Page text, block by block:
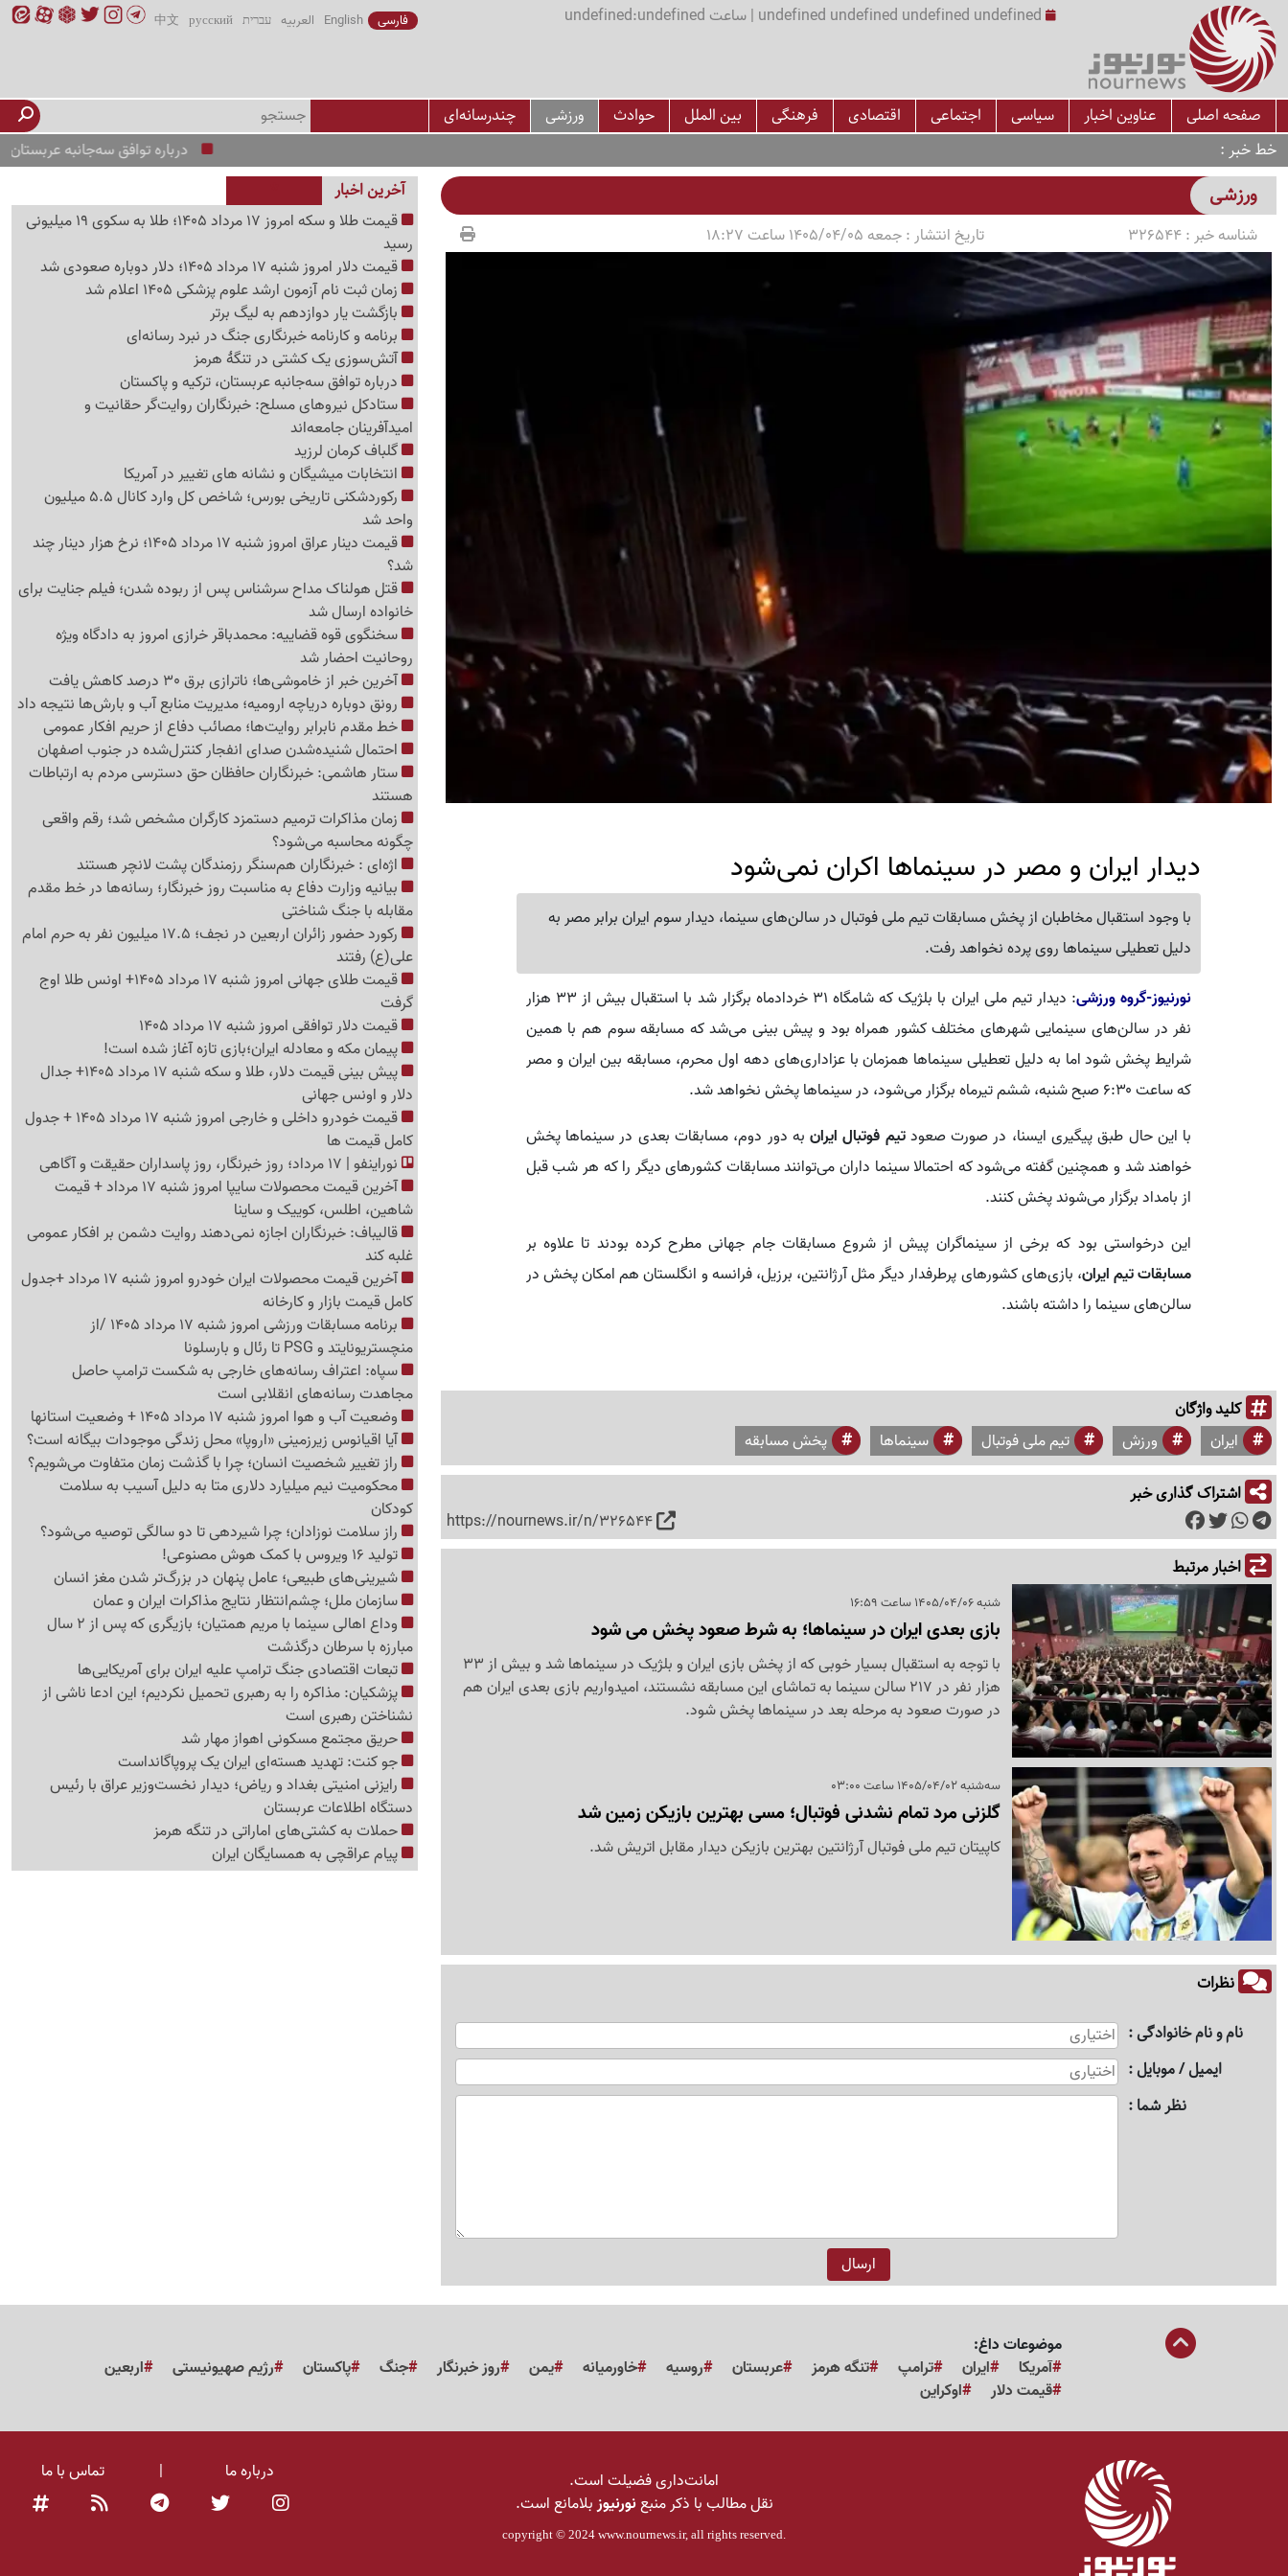
undefined undefined undefined undefined | ساعت undefined:undefined فارسی English العربیه עברית русский
中文
صفحه اصلی عناوین اخبار سیاسی اجتماعی اقتصادی فرهنگی بین الملل حوادث ورزشی
چندرسانه‌ای
خط خبر
درباره توافق سه‌جانبه عربستان،
ورزشی
شناسه خبر :326544 تاریخ انتشار :جمعه 1405/04/05 ساعت 18:27
دیدار ایران و مصر در سینماها اکران نمی‌شود
با وجود استقبال مخاطبان از پخش مسابقات تیم ملی فوتبال در سالن‌های سینما، دیدار سوم ایران برابر مصر به
دلیل تعطیلی سینماها روی پرده نخواهد رفت.
نورنیوز-گروه ورزشی
: دیدار تیم ملی ایران با بلژیک که شامگاه ۳۱ خردادماه برگزار شد با استقبال بیش از ۳۳ هزار
نفر در سالن‌های سینمایی شهرهای مختلف کشور همراه بود و پیش بینی می‌شد که مسابقه سوم هم با همین
شرایط پخش شود اما به دلیل تعطیلی سینماها همزمان با عزاداری‌های دهه اول محرم، مسابقه بین ایران و مصر
که ساعت ۶:۳۰ صبح شنبه، ششم تیرماه برگزار می‌شود، در سینماها پخش نخواهد شد.
با این حال طبق پیگیری ایسنا، در صورت صعودتیم فوتبال ایرانبه دور دوم، مسابقات بعدی در سینماها پخش
خواهند شد و همچنین گفته می‌شود که احتمالا سینما داران می‌توانند مسابقات کشورهای دیگر را که هر شب قبل
از بامداد برگزار می‌شوند پخش کنند.
این درخواستی بود که برخی از سینماگران پیش از شروع مسابقات جام جهانی مطرح کرده بودند تا علاوه بر
مسابقات تیم ایران، بازی‌های کشورهای پرطرفدار دیگر مثل آرژانتین، برزیل، فرانسه و انگلستان هم امکان پخش در
سالن‌های سینما را داشته باشند.
کلید واژگان
ایران ورزش تیم ملی فوتبال سینماها پخش مسابقه
اشتراک گذاری خبر
https://nournews.ir/n/326544
اخبار مرتبط
شنبه 1405/04/06 ساعت 16:59
بازی بعدی ایران در سینماها؛ به شرط صعود پخش می شود
با توجه به استقبال بسیار خوبی که از پخش بازی ایران و بلژیک در سینماها شد و بیش از 33
هزار نفر در 217 سالن سینما به تماشای این مسابقه نشستند، امیدواریم بازی بعدی ایران هم
در صورت صعود به مرحله بعد در سینماها پخش شود.
سه‌شنبه 1405/04/02 ساعت 03:00
گلزنی مرد تمام نشدنی فوتبال؛ مسی بهترین بازیکن زمین شد
کاپیتان تیم ملی فوتبال آرژانتین بهترین بازیکن دیدار مقابل اتریش شد.
نظرات
نام و نام خانوادگی
ایمیل / موبایل
نظر شما
آخرین اخبار
قیمت طلا و سکه امروز 17 مرداد 1405؛ طلا به سکوی 19 میلیونی
رسید
قیمت دلار امروز شنبه 17 مرداد 1405؛ دلار دوباره صعودی شد
زمان ثبت نام آزمون ارشد علوم پزشکی 1405 اعلام شد
بازگشت یار دوازدهم به لیگ برتر
برنامه و کارنامه خبرنگاری جنگ در نبرد رسانه‌ای
آتش‌سوزی یک کشتی در تنگهٔ هرمز
درباره توافق سه‌جانبه عربستان، ترکیه و پاکستان
ستادکل نیروهای مسلح: خبرنگاران روایت‌گر حقانیت و
امیدآفرینان جامعه‌اند
گلباف کرمان لرزید
انتخابات میشیگان و نشانه های تغییر در آمریکا
رکوردشکنی تاریخی بورس؛ شاخص کل وارد کانال 5.5 میلیون
واحد شد
قیمت دینار عراق امروز شنبه 17 مرداد 1405؛ نرخ هزار دینار چند
شد؟
قتل هولناک مداح سرشناس پس از ربوده شدن؛ فیلم جنایت برای
خانواده ارسال شد
سخنگوی قوه قضاییه: محمدباقر خرازی امروز به دادگاه ویژه
روحانیت احضار شد
آخرین خبر از خاموشی‌ها؛ ناترازی برق 30 درصد کاهش یافت
رونق دوباره دریاچه ارومیه؛ مدیریت منابع آب و بارش‌ها نتیجه داد
خط مقدم نابرابر روایت‌ها؛ مصائب دفاع از حریم افکار عمومی
احتمال شنیده‌شدن صدای انفجار کنترل‌شده در جنوب اصفهان
ستار هاشمی: خبرنگاران حافظان حق دسترسی مردم به ارتباطات
هستند
زمان مذاکرات ترمیم دستمزد کارگران مشخص شد؛ رقم واقعی
چگونه محاسبه می‌شود؟
اژه‌ای : خبرنگاران هم‌سنگر رزمندگان پشت لانچر هستند
بیانیه وزارت دفاع به مناسبت روز خبرنگار؛ رسانه‌ها در خط مقدم
مقابله با جنگ شناختی
رکورد حضور زائران اربعین در نجف؛ 17.5 میلیون نفر به حرم امام
علی(ع) رفتند
قیمت طلای جهانی امروز شنبه 17 مرداد 1405+ اونس طلا اوج
گرفت
قیمت دلار توافقی امروز شنبه 17 مرداد 1405
پیمان مکه و معادله ایران؛بازی تازه آغاز شده است!
پیش ‌بینی قیمت دلار، طلا و سکه شنبه 17 مرداد 1405+ جدال
دلار و اونس جهانی
قیمت خودرو داخلی و خارجی امروز شنبه 17 مرداد 1405 + جدول
کامل قیمت ها
نوراینفو | 17 مرداد؛ روز خبرنگار، روز پاسداران حقیقت و آگاهی
آخرین قیمت محصولات سایپا امروز شنبه 17 مرداد + قیمت
شاهین، اطلس، کوییک و ساینا
قالیباف: خبرنگاران اجازه نمی‌دهند روایت دشمن بر افکار عمومی
غلبه کند
آخرین قیمت محصولات ایران خودرو امروز شنبه 17 مرداد +جدول
کامل قیمت بازار و کارخانه
برنامه مسابقات ورزشی امروز شنبه 17 مرداد 1405 /از
منچستریونایتد و PSG تا رئال و بارسلونا
سپاه: اعتراف رسانه‌های خارجی به شکست ترامپ حاصل
مجاهدت رسانه‌های انقلابی است
وضعیت آب و هوا امروز شنبه 17 مرداد 1405 + وضعیت استانها
آیا اقیانوس زیرزمینی «اروپا» محل زندگی موجودات بیگانه است؟
راز تغییر شخصیت انسان؛ چرا با گذشت زمان متفاوت می‌شویم؟
محکومیت نیم میلیارد دلاری متا به دلیل آسیب به سلامت
کودکان
راز سلامت نوزادان؛ چرا شیردهی تا دو سالگی توصیه می‌شود؟
تولید 16 ویروس با کمک هوش مصنوعی!
شیرینی‌های طبیعی؛ عامل پنهان در بزرگ‌تر شدن مغز انسان
سازمان ملل؛ چشم‌انتظار نتایج مذاکرات ایران و عمان
وداع اهالی سینما با مریم همتیان؛ بازیگری که پس از 2 سال
مبارزه با سرطان درگذشت
تبعات اقتصادی جنگ ترامپ علیه ایران برای آمریکایی‌ها
پزشکیان: مذاکره را به رهبری تحمیل نکردیم؛ این ادعا ناشی از
نشناختن رهبری است
حریق مجتمع مسکونی اهواز مهار شد
جو کنت: تهدید هسته‌ای ایران یک پروپاگانداست
رایزنی امنیتی بغداد و ریاض؛ دیدار نخست‌وزیر عراق با رئیس
دستگاه اطلاعات عربستان
حملات به کشتی‌های اماراتی در تنگه هرمز
پیام عراقچی به همسایگان ایران
موضوعات داغ:
آمریکا
ایران ترامپ تنگه هرمز عربستان روسیه خاورمیانه یمن روز خبرنگار جنگ پاکستان رژیم صهیونیستی
اربعین
قیمت دلار
اوکراین
امانت‌داری فضیلت است.
نقل مطالب با ذکر منبعنورنیوزبلامانع است.
copyright © 2024 www.nournews.ir, all rights reserved.
درباره ما | تماس با ما